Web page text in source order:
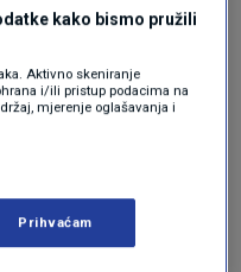
in particular
has said earlier
EU.
kako bismo pružili
Aktivno skeniranje
i/ili pristup podacima na
mjerenje oglašavanja i
Prihvaćam